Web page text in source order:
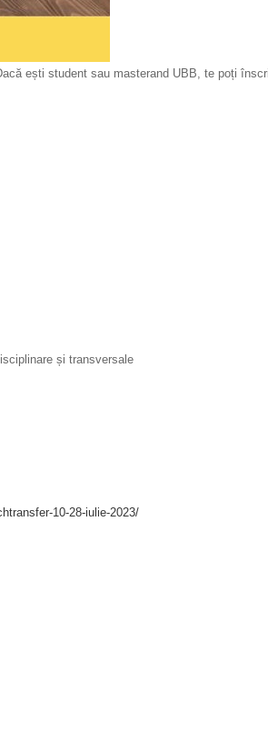
ești student sau masterand UBB, te poți
și transversale
10-28-iulie-2023/